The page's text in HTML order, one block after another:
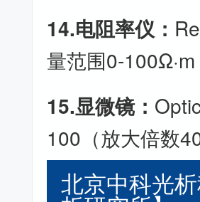
14.电阻率仪：
量范围0-100Ω·m
15.显微镜：
100（放大倍数
北京中科光